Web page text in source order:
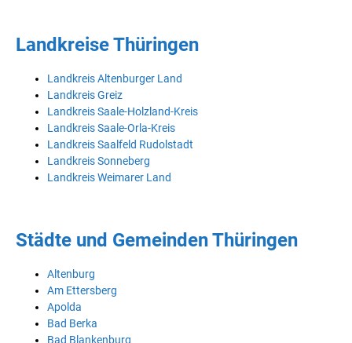
Landkreise Thüringen
Landkreis Altenburger Land
Landkreis Greiz
Landkreis Saale-Holzland-Kreis
Landkreis Saale-Orla-Kreis
Landkreis Saalfeld Rudolstadt
Landkreis Sonneberg
Landkreis Weimarer Land
Städte und Gemeinden Thüringen
Altenburg
Am Ettersberg
Apolda
Bad Berka
Bad Blankenburg